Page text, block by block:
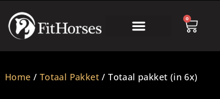
0
Home / Totaal Pakket / Totaal pakket (in 6x)